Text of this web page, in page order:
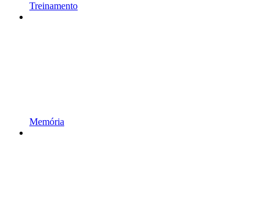
Treinamento
Memória